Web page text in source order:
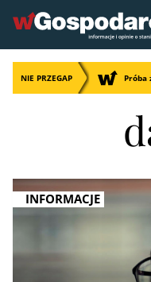
NIE PRZEGAP Próba
INFORMACJE